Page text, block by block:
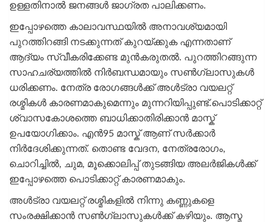
ഉള്ളതിനാൽ ജനങ്ങൾ ജാഗ്രത പാലിക്കണം.
ഇപ്പോഴത്തെ കാലാവസ്ഥയിൽ അനാവശ്യമായി
പുറത്തിറങ്ങി നടക്കുന്നത് കുറയ്ക്കുക എന്നതാണ്
ആദ്യം സ്വീകരിക്കേണ്ട മുൻകരുതൽ. പുറത്തിറങ്ങുന്ന
സാഹചര്യത്തിൽ നിർബന്ധമായും സൺഗ്ലാസുകൾ
ധരിക്കണം. നേത്ര രോഗങ്ങൾക്ക് അൾട്രാ വയലറ്റ്
രശ്മികൾ കാരണമാകുമെന്നും മുന്നറിയിപ്പുണ്ട്.പൊടിക്കാറ്റ്
ശ്വാസകോശത്തെ ബാധിക്കാതിരിക്കാൻ മാസ്ക്
ഉപയോഗിക്കാം. എൻ95 മാസ്ക് ആണ് സർക്കാർ
നിർദേശിക്കുന്നത്. തൊണ്ട വേദന, നേത്രരോഗം,
ചൊറിച്ചിൽ, ചുമ, മൂക്കൊലിപ്പ് തുടങ്ങിയ അലർജികൾക്ക്
ഇപ്പോഴത്തെ പൊടിക്കാറ്റ് കാരണമാകും.
അൾട്രാ വയലറ്റ് രശ്മികളിൽ നിന്നു കണ്ണുകളെ
സംരക്ഷിക്കാൻ സൺഗ്ലാസുകൾക്ക് കഴിയും. ആസ്മ